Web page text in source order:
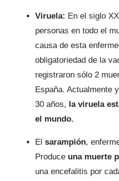
Viruela: En el siglo
personas en todo el
causa de esta
obligatoriedad de la
registraron sólo 2
España. Actualmente
30 años, la viruela
el mundo.
El sarampión,
Produce una muerte
una encefalitis por